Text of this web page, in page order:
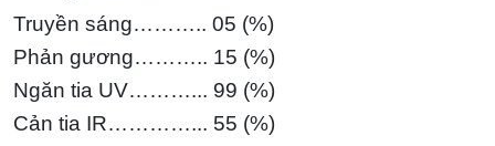
Truyền sáng……….. 05 (%)
Phản gương……….. 15 (%)
Ngăn tia UV………... 99 (%)
Cản tia IR…………... 55 (%)